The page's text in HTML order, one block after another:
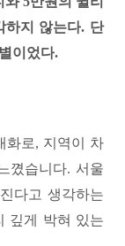
하지 않는다. 단
이었다.
화로, 지역이 차
꼈습니다. 서울
다고 생각하는
깊게 박혀 있는